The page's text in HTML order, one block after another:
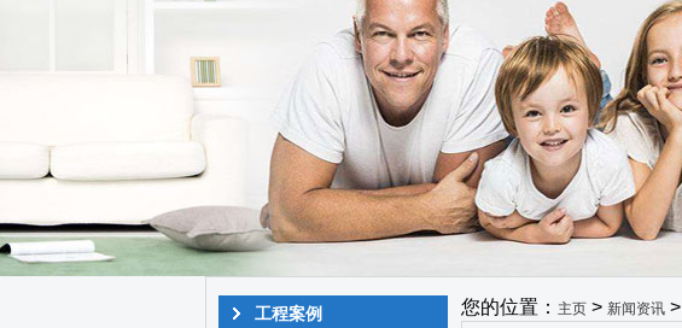
工程案例 您的位置： 主页 > 新闻资讯 >